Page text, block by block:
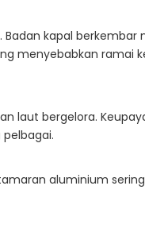
kapal
menyebabkan ramai
laut bergelora.
aluminium